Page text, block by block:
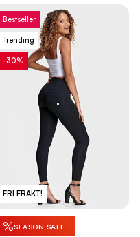
Bestseller
Trending
FRI FRAKT!
-30%
%SEASON SALE